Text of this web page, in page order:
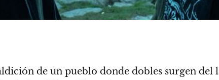
de un pueblo donde dobles surgen del